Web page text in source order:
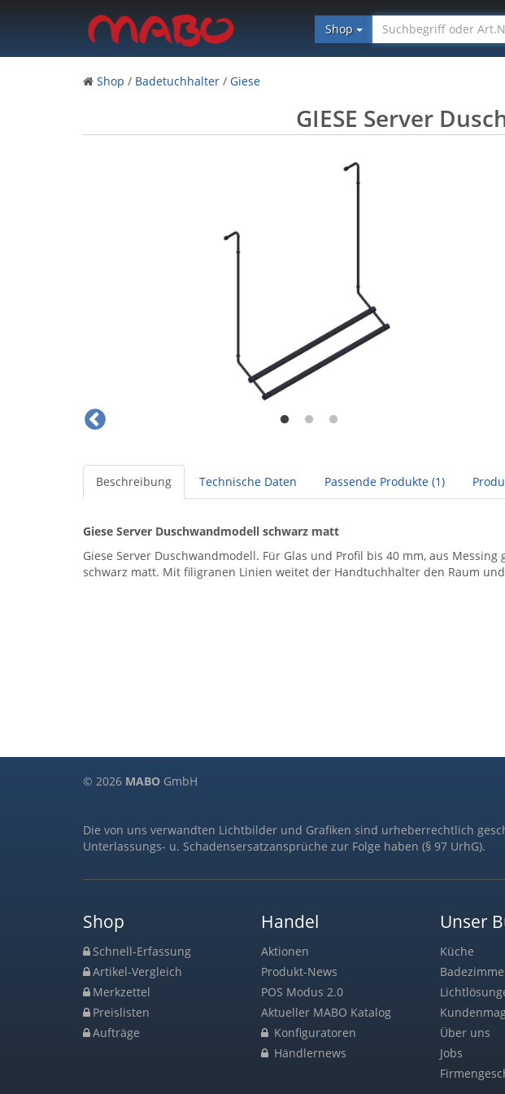
Shop
Shop / Badetuchhalter / Giese
GIESE Server
Beschreibung Technische Daten Passende Produkte (1)
Giese Server Duschwandmodell schwarz matt
Giese Server Duschwandmodell. Für Glas und Profil bis 40 mm, aus
schwarz matt. Mit filigranen Linien weitet der Handtuchhalter den Raum
© 2026 MABO GmbH
Die von uns verwandten Lichtbilder und Grafiken sind urheberrechtlich
Unterlassungs- u. Schadensersatzansprüche zur Folge haben (§ 97 UrhG).
Shop
Schnell-Erfassung
Artikel-Vergleich
Merkzettel
Preislisten
Aufträge
Handel
Aktionen
Produkt-News
POS Modus 2.0
Aktueller MABO Katalog
Konfiguratoren
Händlernews
Unser
Küche
Über uns
Jobs